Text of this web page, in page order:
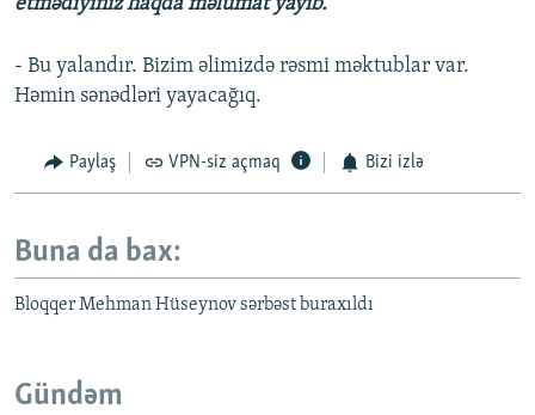
etmədiyiniz haqda məlumat yayıb.
- Bu yalandır. Bizim əlimizdə rəsmi məktublar var.
Həmin sənədləri yayacağıq.
Paylaş VPN-siz açmaq Bizi izlə
Buna da bax:
Bloqqer Mehman Hüseynov sərbəst buraxıldı
Gündəm